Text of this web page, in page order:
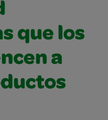
que los
a